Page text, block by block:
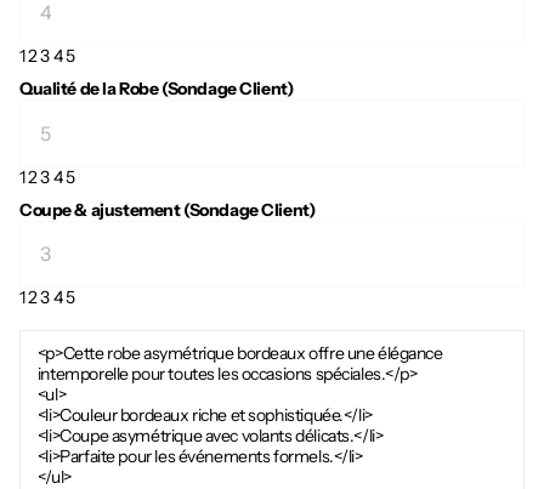
12345
Qualité de la Robe (Sondage Client)
12345
Coupe & ajustement (Sondage Client)
12345
<p>Cette robe asymétrique bordeaux offre une élégance
intemporelle pour toutes les occasions spéciales.</p>
<ul>
<li>Couleur bordeaux riche et sophistiquée.</li>
<li>Coupe asymétrique avec volants délicats.</li>
<li>Parfaite pour les événements formels.</li>
</ul>